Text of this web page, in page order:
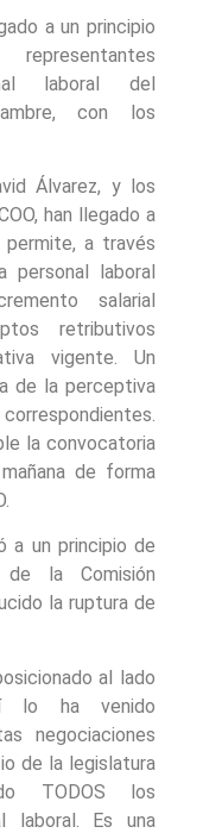
a un principio
laboral del
con los
Álvarez, y los
han llegado a
a través
personal laboral
salarial
retributivos
vigente. Un
de la perceptiva
la convocatoria
de forma
a un principio de
la Comisión
la ruptura de
al lado
lo ha venido
negociaciones
de la legislatura
TODOS los
laboral. Es una